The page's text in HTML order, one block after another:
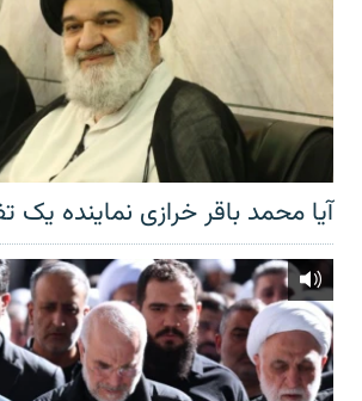
آیا محمد باقر خرازی نماینده یک